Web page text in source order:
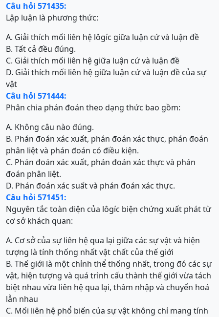
Câu hỏi 571435:
Lập luận là phương thức:
A. Giải thích mối liên hệ lôgíc giữa luận cứ và luận đề
B. Tất cả đều đúng.
C. Giải thích mối liên hệ giữa luận cứ và luận đề
D. Giải thích mối liên hệ giữa luận cứ và luận đề của sự
vật
Câu hỏi 571444:
Phân chia phán đoán theo dạng thức bao gồm:
A. Không câu nào đúng.
B. Phán đoán xác xuất, phán đoán xác thực, phán đoán
phân liệt và phán đoán có điều kiện.
C. Phán đoán xác xuất, phán đoán xác thực và phán
đoán phân liệt.
D. Phán đoán xác suất và phán đoán xác thực.
Câu hỏi 571451:
Nguyên tắc toàn diện của lôgíc biện chứng xuất phát từ
cơ sở khách quan:
A. Cơ sở của sự liên hệ qua lại giữa các sự vật và hiện
tượng là tính thống nhất vật chất của thế giới
B. Thế giới là một chỉnh thể thống nhất, trong đó các sự
vật, hiện tượng và quá trình cấu thành thế giới vừa tách
biệt nhau vừa liên hệ qua lại, thâm nhập và chuyển hoá
lẫn nhau
C. Mối liên hệ phổ biến của sự vật không chỉ mang tính